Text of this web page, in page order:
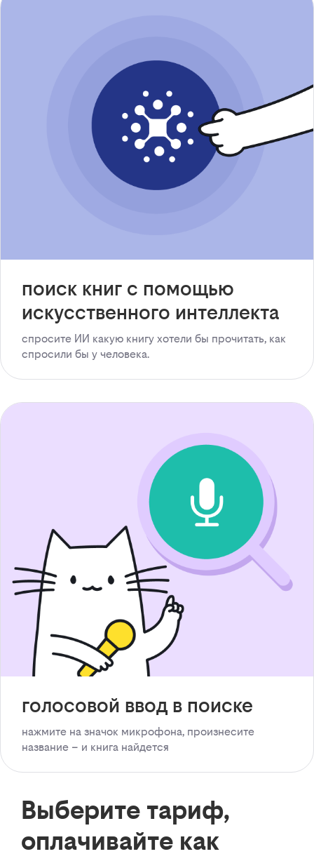
поиск книг с помощью
искусственного интеллекта
спросите ИИ какую книгу хотели бы прочитать, как
спросили бы у человека.
голосовой ввод в поиске
нажмите на значок микрофона, произнесите
название – и книга найдется
Выберите тариф,
оплачивайте как